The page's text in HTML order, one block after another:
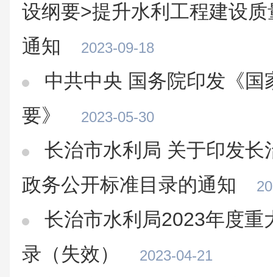
设纲要>提升水利工程建设
通知
2023-09-18
中共中央 国务院印发《国
要》
2023-05-30
长治市水利局 关于印发长
政务公开标准目录的通知
长治市水利局2023年度重
录（失效）
2023-04-21